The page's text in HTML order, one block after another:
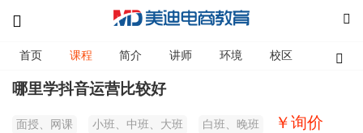
首页 课程 简介 讲师 环境 校区 资讯
哪里学抖音运营比较好
面授、网课 小班、中班、大班 白班、晚班 ￥询价